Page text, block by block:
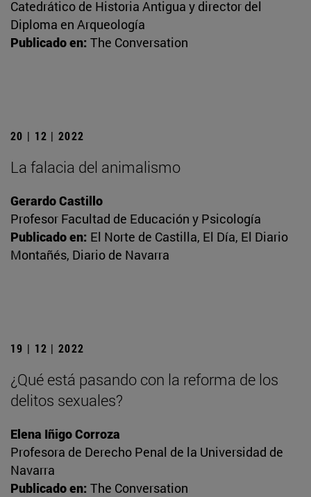
Catedrático de Historia Antigua y director del
Diploma en Arqueología
Publicado en: The Conversation
20 | 12 | 2022
La falacia del animalismo
Gerardo Castillo
Profesor Facultad de Educación y Psicología
Publicado en: El Norte de Castilla, El Día, El Diario
Montañés, Diario de Navarra
19 | 12 | 2022
¿Qué está pasando con la reforma de los
delitos sexuales?
Elena Iñigo Corroza
Profesora de Derecho Penal de la Universidad de
Navarra
Publicado en: The Conversation